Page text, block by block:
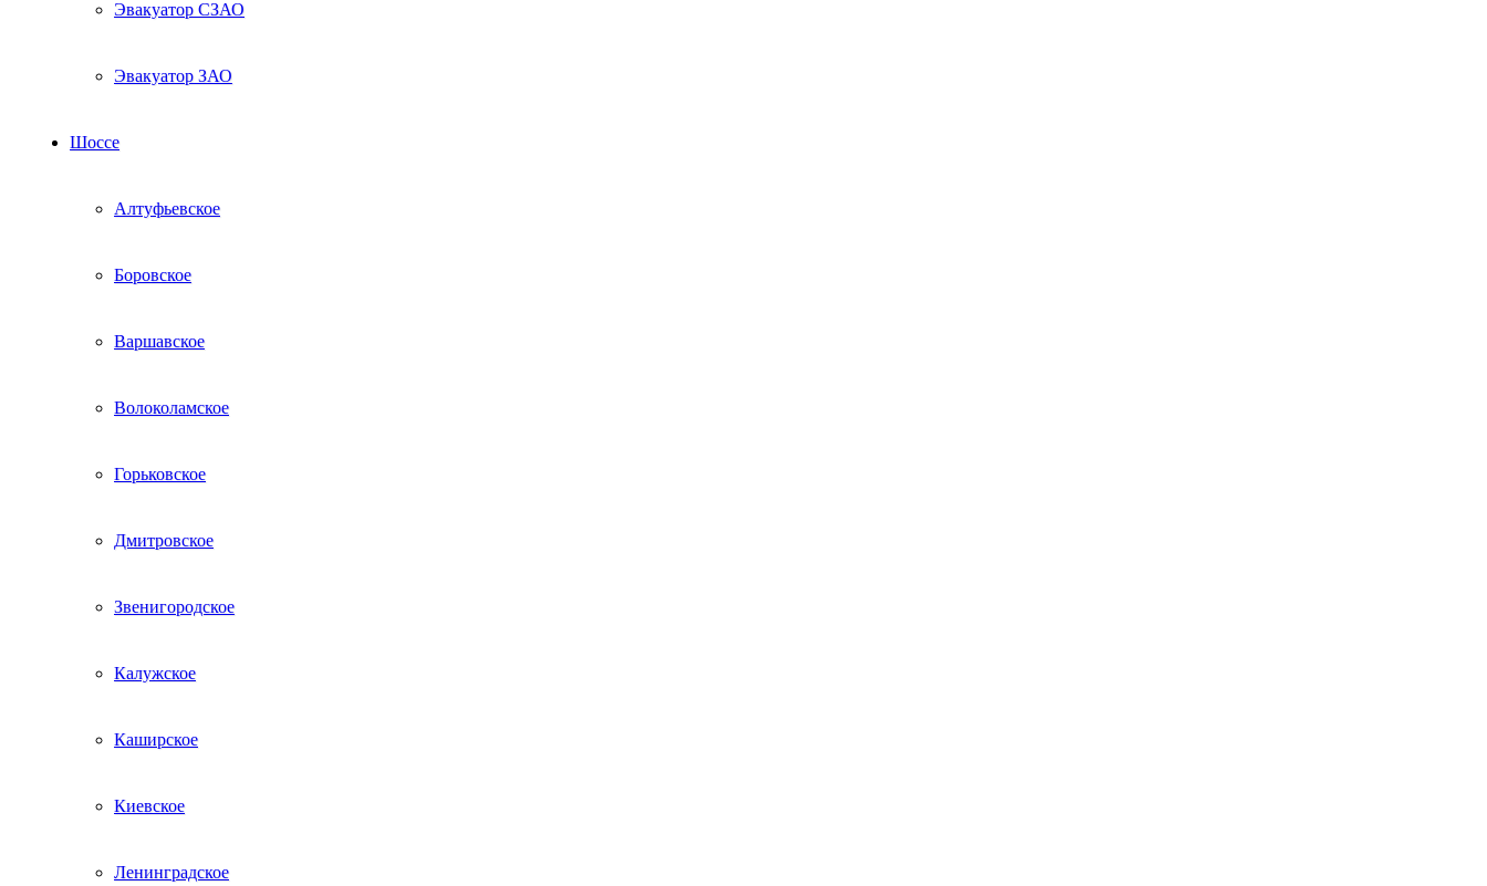
Эвакуатор СЗАО
Эвакуатор ЗАО
Шоссе
Алтуфьевское
Боровское
Варшавское
Волоколамское
Горьковское
Дмитровское
Звенигородское
Калужское
Каширское
Киевское
Ленинградское